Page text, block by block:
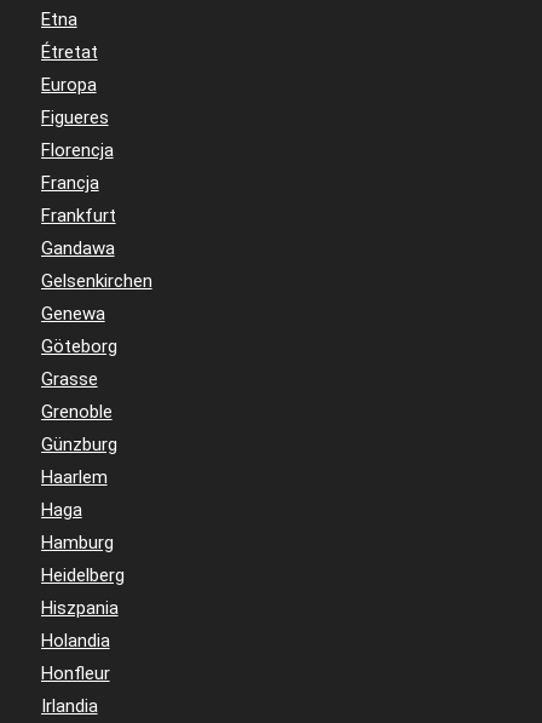
Etna
Étretat
Europa
Figueres
Florencja
Francja
Frankfurt
Gandawa
Gelsenkirchen
Genewa
Göteborg
Grasse
Grenoble
Günzburg
Haarlem
Haga
Hamburg
Heidelberg
Hiszpania
Holandia
Honfleur
Irlandia